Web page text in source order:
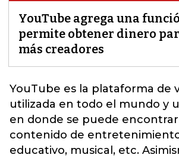
YouTube agrega una
permite obtener dinero
más creadores
YouTube es la plataforma de
utilizada en todo el mundo y
en donde se puede
contenido de
educativo, musical, etc.